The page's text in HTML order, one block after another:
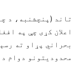
اعلان کړی چې په
بحراني پړاو ته
محدودیتونو دوام